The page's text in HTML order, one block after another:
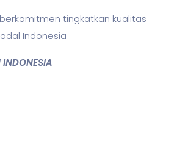
tingkatkan kualitas
Indonesia
INDONESIA